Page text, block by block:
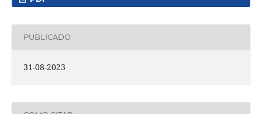
PUBLICADO
31-08-2023